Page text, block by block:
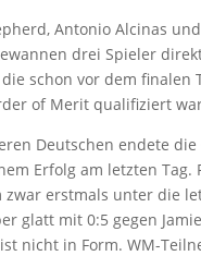
Antonio Alcinas
drei Spieler
schon vor dem finalen
of Merit qualifiziert
Deutschen endete die
Erfolg am letzten Tag.
zwar erstmals unter die
glatt mit 0:5 gegen
ist nicht in Form. WM-